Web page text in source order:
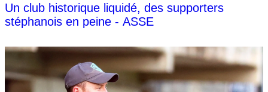
Un club historique liquidé, des supporters
stéphanois en peine - ASSE